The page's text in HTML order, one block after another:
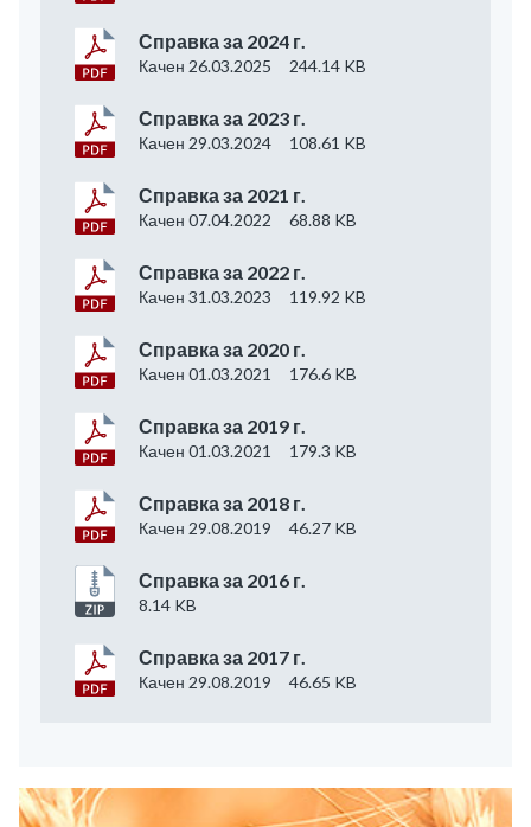
Справка за 2024 г.
Качен 26.03.2025 244.14 KB
Справка за 2023 г.
Качен 29.03.2024 108.61 KB
Справка за 2021 г.
Качен 07.04.2022 68.88 KB
Справка за 2022 г.
Качен 31.03.2023 119.92 KB
Справка за 2020 г.
Качен 01.03.2021 176.6 KB
Справка за 2019 г.
Качен 01.03.2021 179.3 KB
Справка за 2018 г.
Качен 29.08.2019 46.27 KB
Справка за 2016 г.
8.14 KB
Справка за 2017 г.
Качен 29.08.2019 46.65 KB